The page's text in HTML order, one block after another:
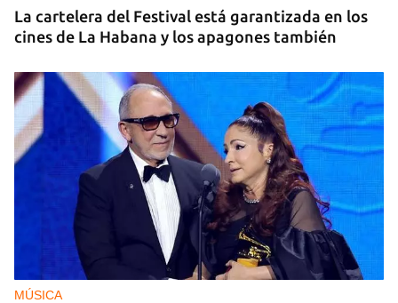
La cartelera del Festival está garantizada en los
cines de La Habana y los apagones también
MÚSICA